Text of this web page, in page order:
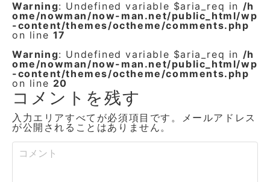
Warning: Undefined variable $aria_req in /h
ome/nowman/now-man.net/public_html/wp
-content/themes/octheme/comments.php
on line 17
Warning: Undefined variable $aria_req in /h
ome/nowman/now-man.net/public_html/wp
-content/themes/octheme/comments.php
on line 20
コメントを残す
入力エリアすべてが必須項目です。メールアドレス
が公開されることはありません。